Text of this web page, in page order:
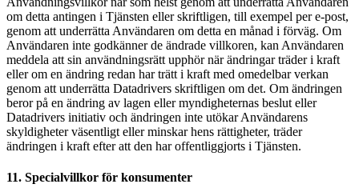
om detta antingen i Tjänsten eller skriftligen, till exempel per e-post,
genom att underrätta Användaren om detta en månad i förväg. Om
Användaren inte godkänner de ändrade villkoren, kan Användaren
meddela att sin användningsrätt upphör när ändringar träder i kraft
eller om en ändring redan har trätt i kraft med omedelbar verkan
genom att underrätta Datadrivers skriftligen om det. Om ändringen
beror på en ändring av lagen eller myndigheternas beslut eller
Datadrivers initiativ och ändringen inte utökar Användarens
skyldigheter väsentligt eller minskar hens rättigheter, träder
ändringen i kraft efter att den har offentliggjorts i Tjänsten.
11. Specialvillkor för konsumenter